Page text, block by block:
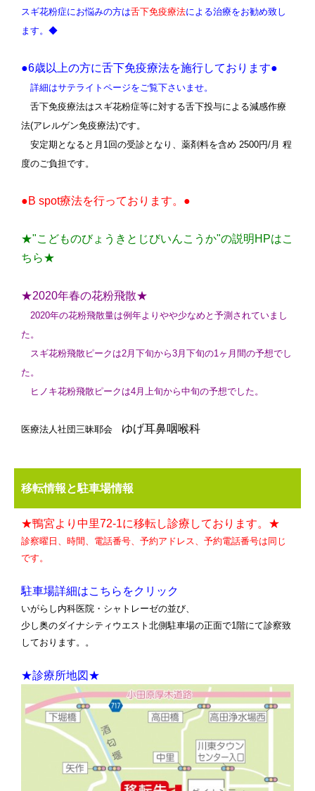
スギ花粉症にお悩みの方は舌下免疫療法による治療をお勧め致し
ます。 ◆
●6歳以上の方に舌下免疫療法を施行しております●
詳細はサテライトページをご覧下さいませ。
舌下免疫療法はスギ花粉症等に対する舌下投与による減感作療
法(アレルゲン免疫療法)です。
安定期となると月1回の受診となり、薬剤料を含め 2500円/月 程
度のご負担です。
●B spot療法を行っております。●
★"こどものびょうきとじびいんこうか"の説明HPはこ
ちら★
★2020年春の花粉飛散★
2020年の花粉飛散量は例年よりやや少なめと予測されていまし
た。
スギ花粉飛散ピークは2月下旬から3月下旬の1ヶ月間の予想でし
た。
ヒノキ花粉飛散ピークは4月上旬から中旬の予想でした。
医療法人社団三昧耶会 ゆげ耳鼻咽喉科
移転情報と駐車場情報
★鴨宮より中里72-1に移転し診療しております。★
診察曜日、時間、電話番号、予約アドレス、予約電話番号は同じ
です。
駐車場詳細はこちらをクリック
いがらし内科医院・シャトレーゼの並び、
少し奥のダイナシティウエスト北側駐車場の正面で1階にて診察致
しております。。
★診療所地図★